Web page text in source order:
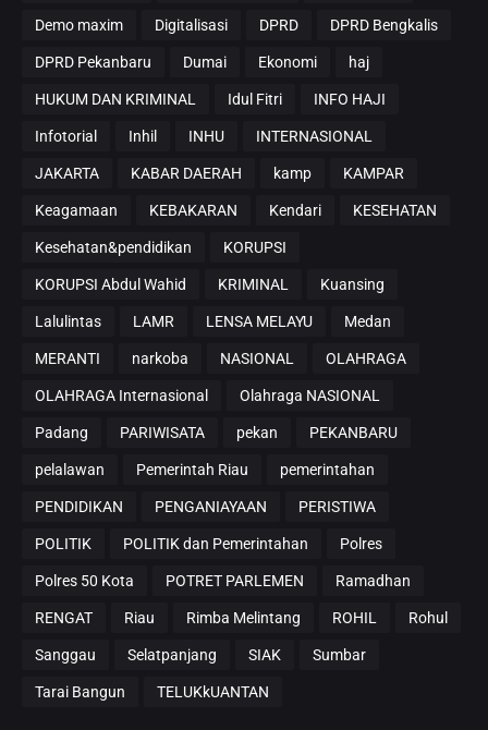
Demo maxim Digitalisasi DPRD DPRD Bengkalis
DPRD Pekanbaru Dumai Ekonomi haj
HUKUM DAN KRIMINAL Idul Fitri INFO HAJI
Infotorial Inhil INHU INTERNASIONAL
JAKARTA KABAR DAERAH kamp KAMPAR
Keagamaan KEBAKARAN Kendari KESEHATAN
Kesehatan&pendidikan KORUPSI
KORUPSI Abdul Wahid KRIMINAL Kuansing
Lalulintas LAMR LENSA MELAYU Medan
MERANTI narkoba NASIONAL OLAHRAGA
OLAHRAGA Internasional Olahraga NASIONAL
Padang PARIWISATA pekan PEKANBARU
pelalawan Pemerintah Riau pemerintahan
PENDIDIKAN PENGANIAYAAN PERISTIWA
POLITIK POLITIK dan Pemerintahan Polres
Polres 50 Kota POTRET PARLEMEN Ramadhan
RENGAT Riau Rimba Melintang ROHIL Rohul
Sanggau Selatpanjang SIAK Sumbar
Tarai Bangun TELUKkUANTAN